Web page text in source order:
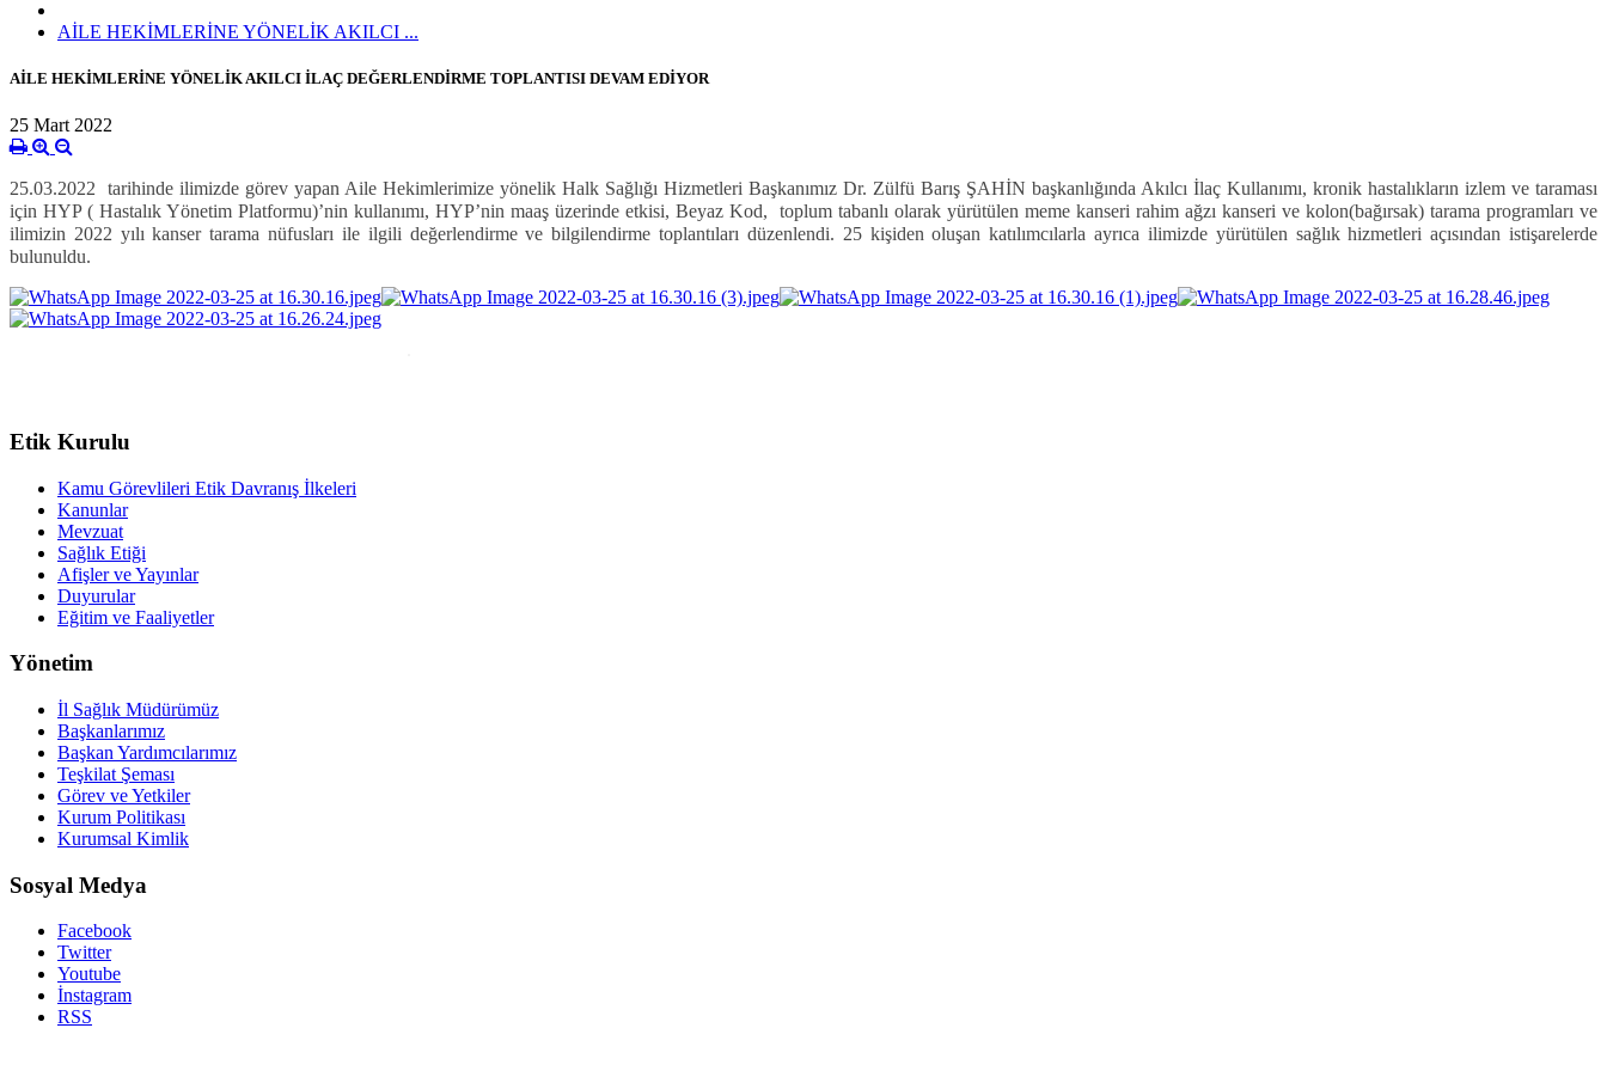
AİLE HEKİMLERİNE YÖNELİK AKILCI ...
AİLE HEKİMLERİNE YÖNELİK AKILCI İLAÇ DEĞERLENDİRME TOPLANTISI DEVAM EDİYOR
25 Mart 2022
25.03.2022 tarihinde ilimizde görev yapan Aile Hekimlerimize yönelik Halk Sağlığı Hizmetleri Başkanımız Dr. Zülfü Barış ŞAHİN başkanlığında Akılcı İlaç Kullanımı, kronik hastalıkların izlem ve taraması
için HYP ( Hastalık Yönetim Platformu)’nin kullanımı, HYP’nin maaş üzerinde etkisi, Beyaz Kod, toplum tabanlı olarak yürütülen meme kanseri rahim ağzı kanseri ve kolon(bağırsak) tarama programları ve
ilimizin 2022 yılı kanser tarama nüfusları ile ilgili değerlendirme ve bilgilendirme toplantıları düzenlendi. 25 kişiden oluşan katılımcılarla ayrıca ilimizde yürütülen sağlık hizmetleri açısından istişarelerde
bulunuldu.
Etik Kurulu
Kamu Görevlileri Etik Davranış İlkeleri
Kanunlar
Mevzuat
Sağlık Etiği
Afişler ve Yayınlar
Duyurular
Eğitim ve Faaliyetler
Yönetim
İl Sağlık Müdürümüz
Başkanlarımız
Başkan Yardımcılarımız
Teşkilat Şeması
Görev ve Yetkiler
Kurum Politikası
Kurumsal Kimlik
Sosyal Medya
Facebook
Twitter
Youtube
İnstagram
RSS